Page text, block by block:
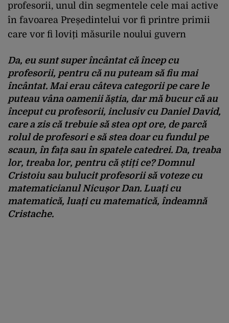
profesorii, unul din segmentele cele mai active
în favoarea Președintelui vor fi printre primii
care vor fi loviți măsurile noului guvern
Da, eu sunt super încântat că încep cu
profesorii, pentru că nu puteam să fiu mai
încântat. Mai erau câteva categorii pe care le
puteau vâna oamenii ăștia, dar mă bucur că au
început cu profesorii, inclusiv cu Daniel David,
care a zis că trebuie să stea opt ore, de parcă
rolul de profesori e să stea doar cu fundul pe
scaun, în fața sau în spatele catedrei. Da, treaba
lor, treaba lor, pentru că știți ce? Domnul
Cristoiu sau bulucit profesorii să voteze cu
matematicianul Nicușor Dan. Luați cu
matematică, luați cu matematică, îndeamnă
Cristache.